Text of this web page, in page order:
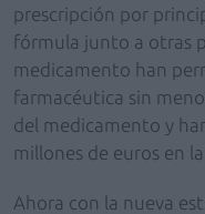
prescripción por
fórmula junto a otras
medicamento han
farmacéutica sin
del medicamento y
millones de euros en
Ahora con la nueva